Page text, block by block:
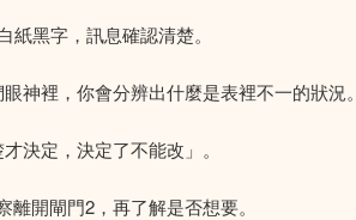
紙黑字，訊息確認清楚。
神裡，你會分辨出什麼是表裡不一的狀況。
決定，決定了不能改」。
離開閘門2，再了解是否想要。